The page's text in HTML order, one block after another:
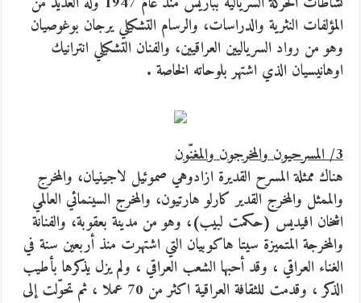
المؤلفات النثرية والدراسات، والرسام التشكيلي يرجان بوغوصيان
وهو من رواد السرياليين العراقيين، والفنان التشكيلي انترانيك
اوهانيسيان الذي اشتهر بلوحاته الخاصة .
3/ المسرحيون والمخرجون والمغنّون
هناك ممثلة المسرح القديرة ازادوهي صموئيل لاجينيان، والمخرج
والممثل والمخرج القدير كارلو هارتيون، والمخرج السينمائي العالمي
اشخان افيديس (حكمت لبيب)، وهو من مدينة بعقوبة، والفنانة
والمخرجة المتميزة سيتا هاكوبيان التي اشتهرت منذ أربعين سنة في
الغناء العراقي ، وقد أحبها الشعب العراقي ، ولم يزل يذكرها بأطيب
الذكر ، وقدمت للثقافة العراقية اكثر من 70 عملا ، ثم تحوّلت إلى